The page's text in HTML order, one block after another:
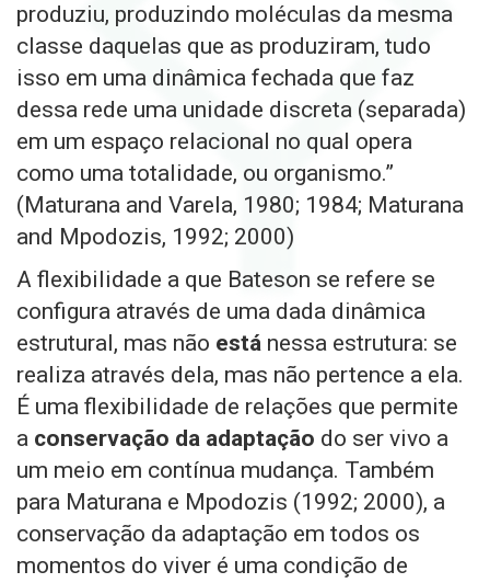
produziu, produzindo moléculas da mesma
classe daquelas que as produziram, tudo
isso em uma dinâmica fechada que faz
dessa rede uma unidade discreta (separada)
em um espaço relacional no qual opera
como uma totalidade, ou organismo.”
(Maturana and Varela, 1980; 1984; Maturana
and Mpodozis, 1992; 2000)
A flexibilidade a que Bateson se refere se
configura através de uma dada dinâmica
estrutural, mas não está nessa estrutura: se
realiza através dela, mas não pertence a ela.
É uma flexibilidade de relações que permite
a conservação da adaptação do ser vivo a
um meio em contínua mudança. Também
para Maturana e Mpodozis (1992; 2000), a
conservação da adaptação em todos os
momentos do viver é uma condição de